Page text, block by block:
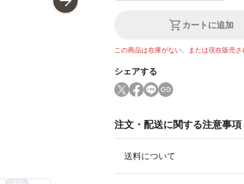
カートに追加
この商品は在庫がない、または現在販売さ
シェアする
注文・配送に関する注意事項
送料について